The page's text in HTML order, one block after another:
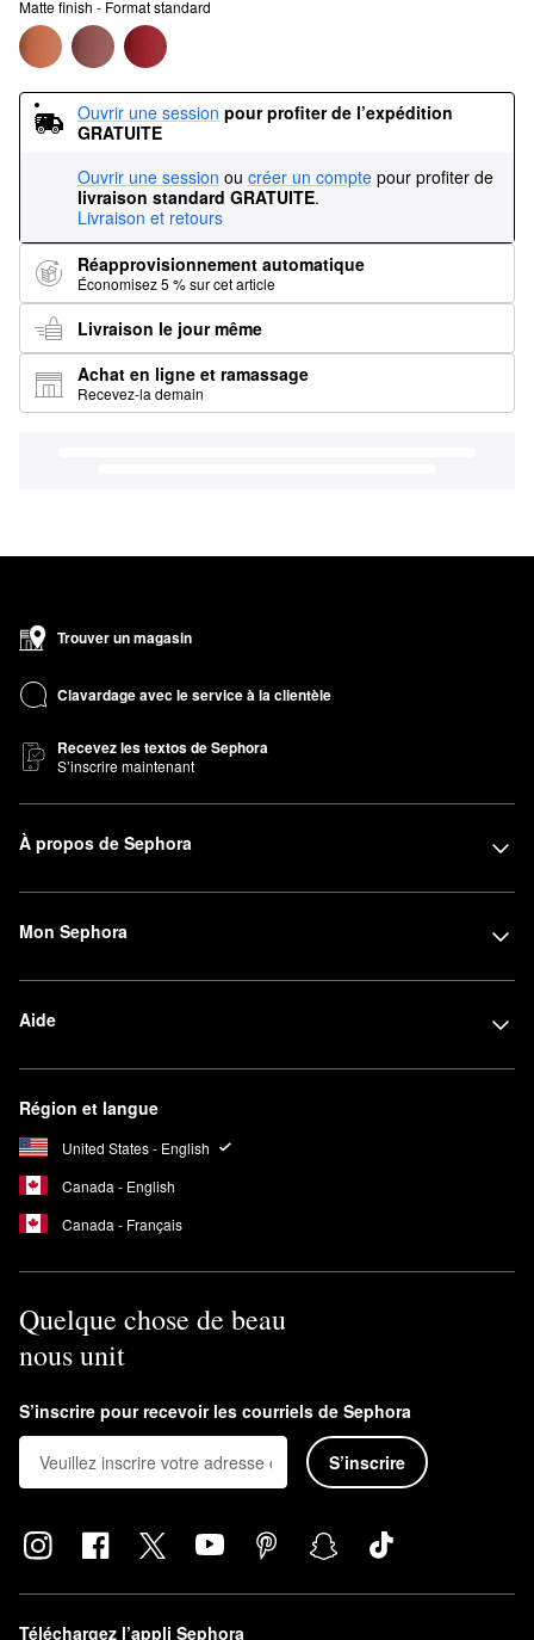
Matte finish - Format standard
Ouvrir une session pour profiter de l’expédition
GRATUITE
Ouvrir une session ou créer un compte pour profiter de
livraison standard GRATUITE.
Livraison et retours
Réapprovisionnement automatique
Économisez 5 % sur cet article
Livraison le jour même
Achat en ligne et ramassage
Recevez-la demain
Trouver un magasin
Clavardage avec le service à la clientèle
Recevez les textos de Sephora
S’inscrire maintenant
À propos de Sephora
Mon Sephora
Aide
Région et langue
United States - English
Canada - English
Canada - Français
Quelque chose de beau
nous unit
S’inscrire pour recevoir les courriels de Sephora
S’inscrire
Téléchargez l’appli Sephora